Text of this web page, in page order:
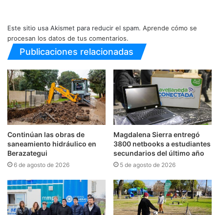
Este sitio usa Akismet para reducir el spam. Aprende cómo se
procesan los datos de tus comentarios.
Publicaciones relacionadas
Continúan las obras de
saneamiento hidráulico en
Berazategui
6 de agosto de 2026
Magdalena Sierra entregó
3800 netbooks a estudiantes
secundarios del último año
5 de agosto de 2026